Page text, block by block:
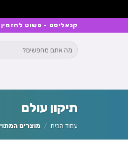
קנאליסט - פשוט
חיפוש
עבור:
תיקון עולם
עמוד הבית / מוצרים